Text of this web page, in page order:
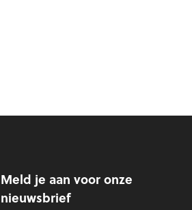
Meld je aan voor onze
nieuwsbrief